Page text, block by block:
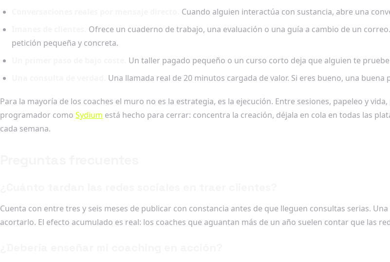
Cuando alguien interactúa con sustancia, abre una
Ofrece un cuaderno de trabajo, una evaluación o una guía a cambio de un
petición pequeña y concreta.
Un taller pagado pequeño o un curso corto deja que alguien te
Una llamada real de 20 minutos cargada de valor. Si eres bueno, una buena
Para la mayoría de los coaches el muro no es la estrategia, es la ejecución. Entre sesiones, papeleo y
programador como Sydium está hecho para cerrar: concentra la creación, déjala en cola en todas las
cada semana.
Cuenta con entre tres y seis meses de publicar con constancia antes de que lleguen consultas serias.
acortarlo. El efecto acumulado es real: los coaches que aguantan más de un año suelen contar que las